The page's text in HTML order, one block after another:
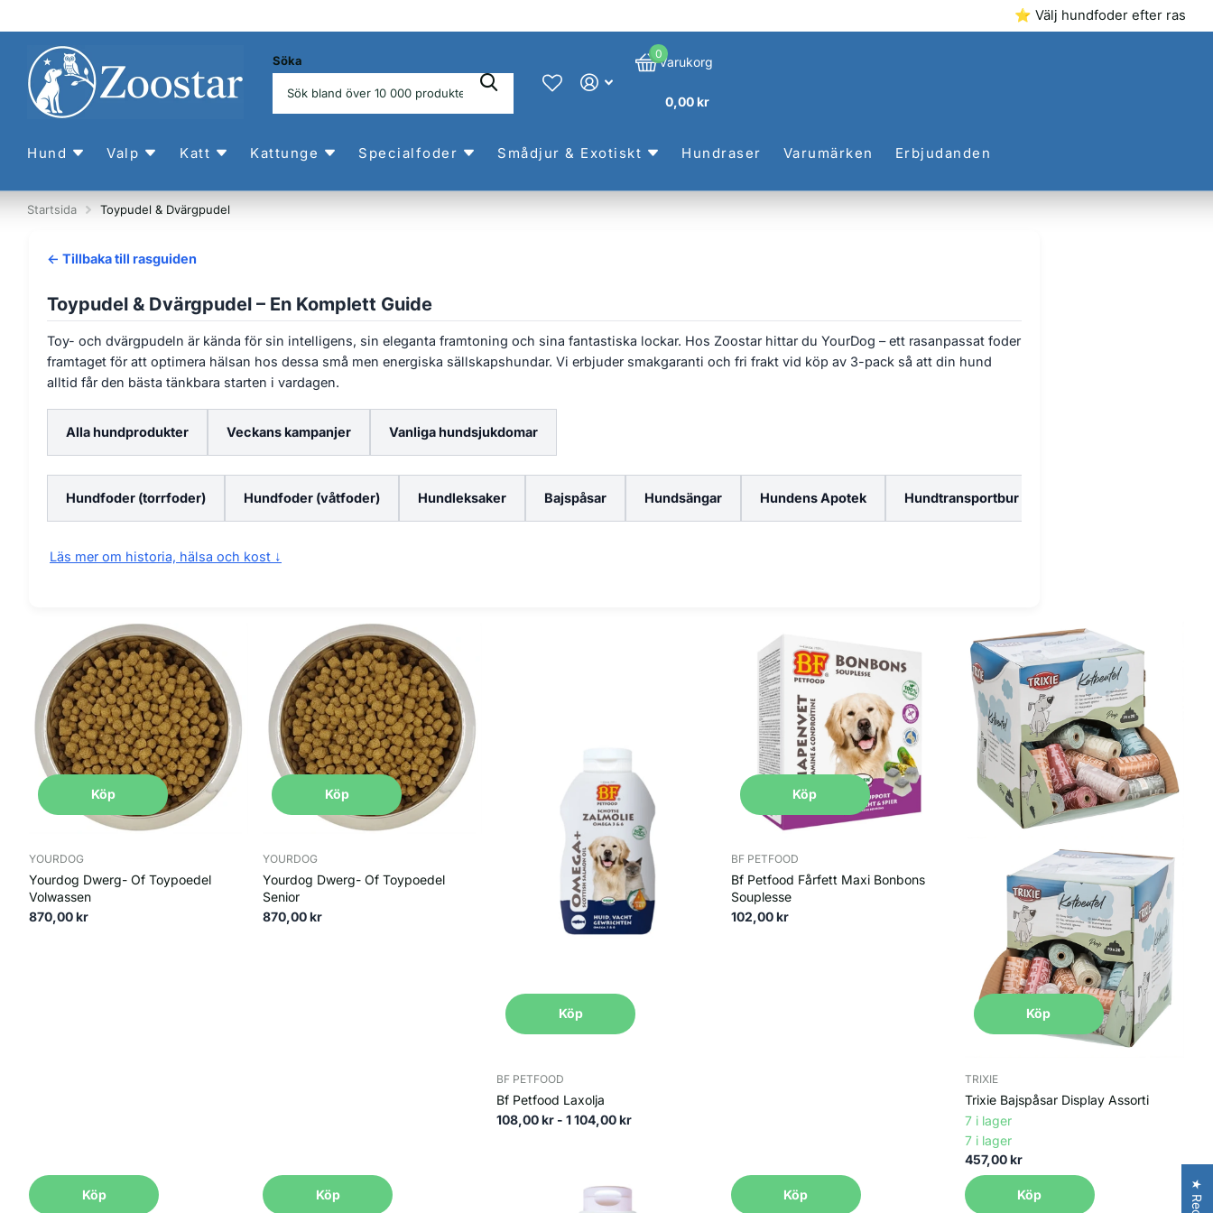
⭐ Välj hundfoder efter ras
Söka Varukorg
0
0,00 kr
Hund Valp Katt Kattunge Specialfoder Smådjur & Exotiskt Hundraser Varumärken Erbjudanden
Startsida Toypudel & Dvärgpudel
← Tillbaka till rasguiden
Toypudel & Dvärgpudel – En Komplett Guide
Toy- och dvärgpudeln är kända för sin intelligens, sin eleganta framtoning och sina fantastiska lockar. Hos Zoostar hittar du YourDog – ett rasanpassat foder
framtaget för att optimera hälsan hos dessa små men energiska sällskapshundar. Vi erbjuder smakgaranti och fri frakt vid köp av 3-pack så att din hund
alltid får den bästa tänkbara starten i vardagen.
Alla hundprodukter Veckans kampanjer Vanliga hundsjukdomar
Hundfoder (torrfoder) Hundfoder (våtfoder) Hundleksaker Bajspåsar Hundsängar Hundens Apotek Hundtransportbur
Läs mer om historia, hälsa och kost ↓
Problem:Små pudelvarianter kan ha en tendens till kräsenhet och känslighet i magen eller pälsen.
Konsekvens:En obalanserad kost kan leda till en matt päls eller orolig matsmältning, vilket påverkar hundens allmänna vitalitet.
Lösning:YourDog kombinerar smakrik buffel med noga utvalda örter som nässla för att främja en harmonisk matsmältning och en glänsande päls hos
din pudel.
Välj livsstadium: Valp / Vuxen / Senior(fraktfritt vid 3-pack)
1. Snabbfakta och utseende
Toy- och dvärgpudeln är miniatyrversioner av den klassiska pudeln, men besitter samma stolta hållning och intelligenta uttryck. Dvärgpudeln har en
mankhöjd på ca 28–35 cm, medan toypudeln är den minsta varianten med en höjd under 28 cm. Deras mest framträdande drag är den krulliga, ulliga pälsen
som inte fäller, vilket gör dem populära hos allergiker. Kroppsbyggnaden är harmonisk och lätt, byggd för smidighet och rörelse. Pudeln finns i många färger
såsom svart, vit, brun, grå och aprikos. Trots sin litenhet är det en robust och spänstig hund som alltid verkar vara på tårna.
Pudeln har sitt ursprung i Europa, där den ursprungligen användes som en arbetande vattenapporterande jakthund. Den karaktäristiska klippningen som vi
ser på utställningar idag hade ursprungligen en funktion: att skydda hundens leder och organ mot kallt vatten medan resten av kroppen klipptes kort för att
rasen extremt populär och anses ofta vara landets nationalras, där den kallas "Caniche" efter sin skicklighet vid andjakt.
Det sägs ofta att pudeln är en av världens mest intelligenta hundraser, och toy- samt dvärgpudeln är inget undantag. De är extremt lättlärda, sociala och
besitter en stor portion humor. En pudel älskar att stå i centrum och deltar gärna i alla familjens aktiviteter. De är mycket lyhörda för sin ägares känslor och
kan ibland upplevas som nästan mänskliga i sitt beteende. Trots sin storlek är de inga "knähundar" i den meningen att de saknar energi; de kräver daglig
Köp
YOURDOG
Yourdog Dwerg- Of Toypoedel
Volwassen
870,00 kr
Köp
Köp
YOURDOG
Yourdog Dwerg- Of Toypoedel
Senior
870,00 kr
Köp
Köp
BF PETFOOD
Bf Petfood Laxolja
108,00 kr - 1 104,00 kr
Köp
BF PETFOOD
Bf Petfood Fårfett Maxi Bonbons
Souplesse
102,00 kr
Köp
Köp
TRIXIE
Trixie Bajspåsar Display Assorti
7 i lager
7 i lager
457,00 kr
Köp